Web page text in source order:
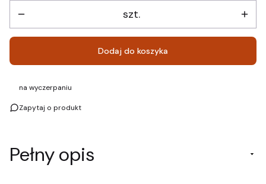
szt.
Dodaj do koszyka
na wyczerpaniu
Zapytaj o produkt
Pełny opis